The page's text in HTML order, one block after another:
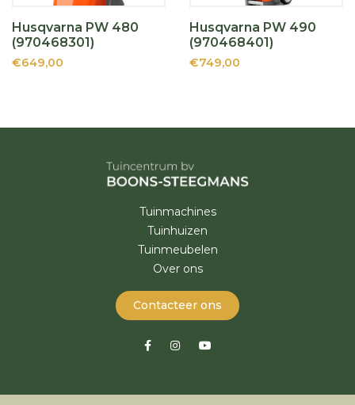
Husqvarna PW 480
(970468301)
€649,00
Husqvarna PW 490
(970468401)
€749,00
Tuinmachines
Tuinhuizen
Tuinmeubelen
Over ons
Contacteer ons